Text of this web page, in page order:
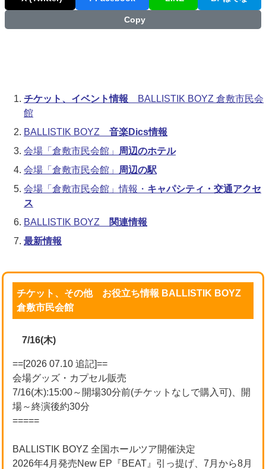
Copy
チケット、イベント情報 BALLISTIK BOYZ 倉敷市民会
館
BALLISTIK BOYZ 音楽Dics情報
会場「倉敷市民会館」
周辺のホテル
会場「倉敷市民会館」
周辺の駅
会場「倉敷市民会館」情報・ キャパシティ・交通アクセ
ス
BALLISTIK BOYZ
関連情報
最新情報
チケット、その他 お役立ち情報 BALLISTIK BOYZ
倉敷市民会館
7/16(木)
==[2026 07.10 追記]==
会場グッズ・カプセル販売
7/16(木):15:00～開場30分前(チケットなしで購入可)、開
場～終演後約30分
=====
BALLISTIK BOYZ 全国ホールツア開催決定
2026年4月発売New EP『BEAT』引っ提げ、7月から8月